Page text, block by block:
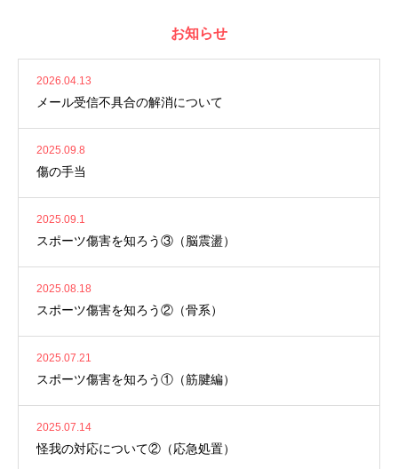
お知らせ
2026.04.13
メール受信不具合の解消について
2025.09.8
傷の手当
2025.09.1
スポーツ傷害を知ろう③（脳震盪）
2025.08.18
スポーツ傷害を知ろう②（骨系）
2025.07.21
スポーツ傷害を知ろう①（筋腱編）
2025.07.14
怪我の対応について②（応急処置）